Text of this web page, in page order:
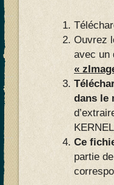
Ouvrez
avec un
«
dans le
Ce
partie